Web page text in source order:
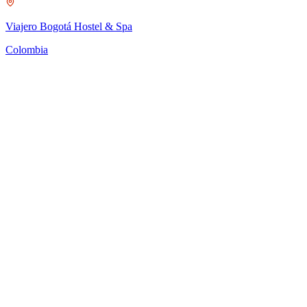
Viajero Bogotá Hostel & Spa
Colombia